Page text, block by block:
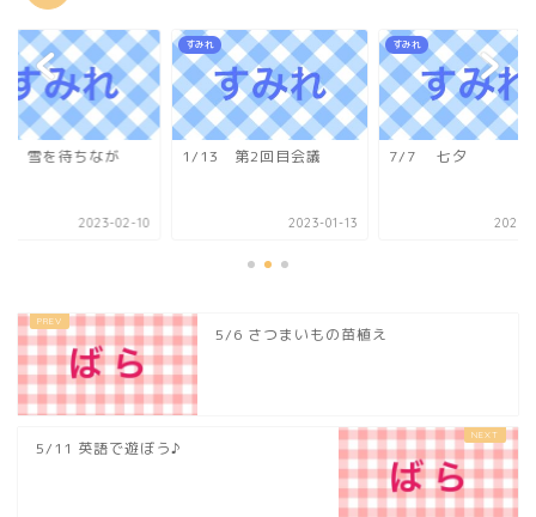
雪を待ちなが
2023-02-10
すみれ
1/13 第2回目会議
2023-01-13
すみれ
7/7 七夕
2022-
5/6 さつまいもの苗植え
5/11 英語で遊ぼう♪